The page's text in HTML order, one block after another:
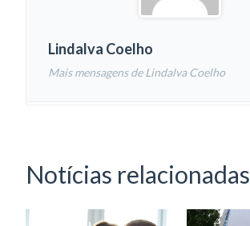
Lindalva Coelho
Mais mensagens de Lindalva Coelho
Notícias relacionadas